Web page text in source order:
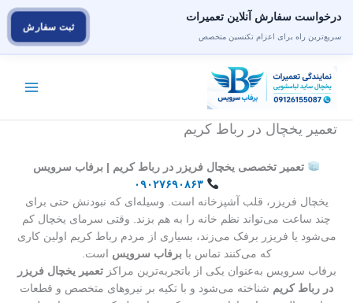
محتوا
تعمیر یخچال در رباط کریم
تعمیر تخصصی یخچال فریزر در رباط کریم | برفاب سرویس
۰۹۰۲۷۶۹۰۸۶۳
یخچال فریزر، قلب آشپزخانه است. وسیله‌ای که نبودنش حتی برای
چند ساعت می‌تواند نظم خانه را به هم بزند. وقتی سرمای یخچال کم
می‌شود یا فریزر برفک می‌زند، بسیاری از مردم رباط کریم اولین کاری
که می‌کنند تماس بابرفاب سرویس است.
برفاب سرویس به‌عنوان یکی از باتجربه‌ترین مراکزتعمیر یخچال فریزر
در رباط کریم شناخته می‌شود و با تکیه بر نیروهای متخصص و قطعات
درخواست سفارش آنلاین تعمیرات
سریع‌ترین راه برای اعزام تکنسین متخصص
ثبت سفارش